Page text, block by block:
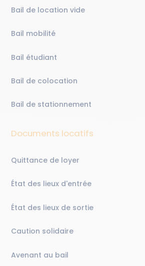
Bail de location vide
Bail mobilité
Bail étudiant
Bail de colocation
Bail de stationnement
Documents locatifs
Quittance de loyer
État des lieux d'entrée
État des lieux de sortie
Caution solidaire
Avenant au bail